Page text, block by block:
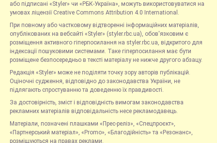
або підписані «Styler» чи «РБК-Україна», можуть використовуватися на
умовах ліцензії Creative Commons Attribution 4.0 International.
При повному або частковому відтворенні інформаційних матеріалів,
опублікованих на вебсайті «Styler» (styler.rbc.ua), обов'язковим є
розміщення активного гіперпосилання на styler.rbc.ua, відкритого для
індексації пошуковими системами. Таке гіперпосилання має бути
розміщене безпосередньо в тексті матеріалу не нижче другого абзацу.
Редакція «Styler» може не поділяти точку зору авторів публікацій.
Оціночні судження, відповідно до законодавства України, не
підлягають спростуванню та доведенню їх правдивості.
За достовірність, зміст і відповідність вимогам законодавства
рекламних матеріалів відповідальність несе рекламодавець.
Матеріали, позначені плашками «Прес-реліз», «Спецпроєкт»,
«Партнерський матеріал», «Promo», «Благодійність» та «Резонанс»,
розміщуються на правах реклами.